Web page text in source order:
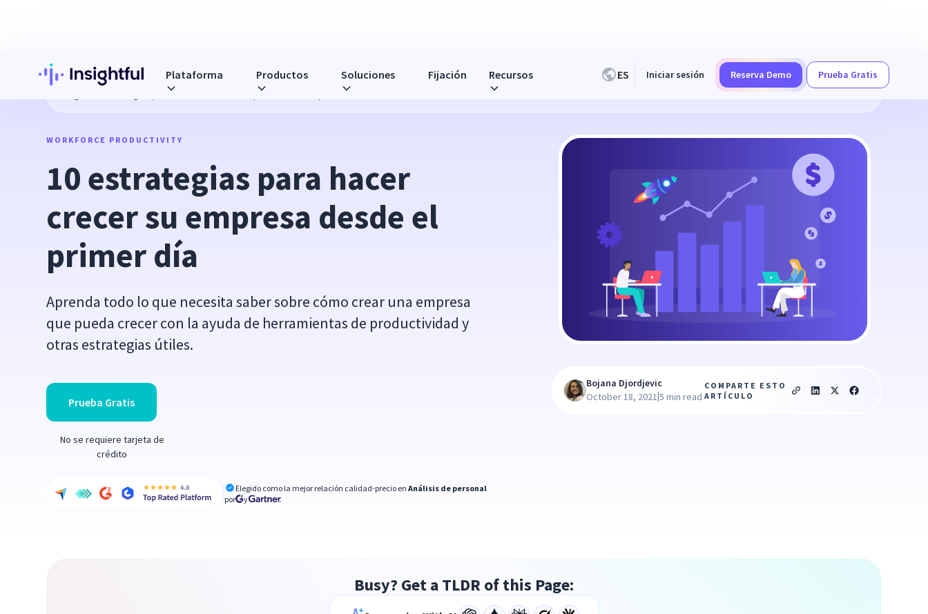
Plataforma Productos Soluciones Fijación Recursos ES Iniciar sesión Reserva Demo
Prueba Gratis
10 estrategias para hacer crecer su empresa desde el primer día
WORKFORCE PRODUCTIVITY
10 estrategias para hacer
crecer su empresa desde el
primer día
Aprenda todo lo que necesita saber sobre cómo crear una empresa
que pueda crecer con la ayuda de herramientas de productividad y
otras estrategias útiles.
Prueba Gratis
No se requiere tarjeta de
crédito
Elegido como la mejor relación calidad-precio enAnálisis de personal
por
y
Bojana Djordjevic
October 18, 2021|5 min read
COMPARTE ESTO
ARTÍCULO
Busy? Get a TLDR of this Page: